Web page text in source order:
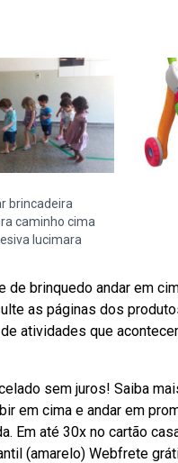
brincadeira
caminho cima
lucimara
brinquedo andar em
as páginas dos
atividades que
sem juros! Saiba
em cima e andar em
Em até 30x no cartão
(amarelo) Webfrete